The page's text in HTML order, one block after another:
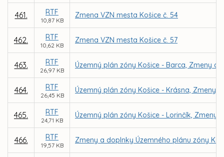
461. RTF
10,87 KB
Zmena VZN mesta Košice č. 54
462. RTF
10,62 KB
Zmena VZN mesta Košice č. 57
463. RTF
26,97 KB
Územný plán zóny Košice - Barca, Zmeny a
464. RTF
26,45 KB
Územný plán zóny Košice - Krásna, Zmeny a
465. RTF
24,71 KB
Územný plán zóny Košice - Lorinčík, Zmeny
466. RTF
19,57 KB
Zmeny a doplnky Územného plánu zóny